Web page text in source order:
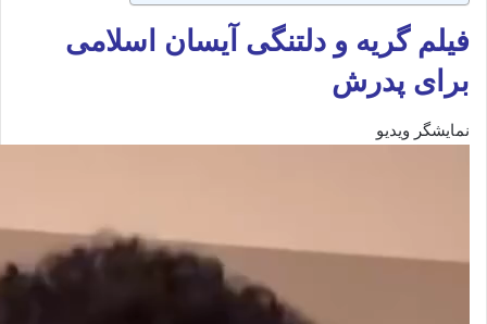
فیلم گریه و دلتنگی آیسان اسلامی
برای پدرش
نمایشگر ویدیو